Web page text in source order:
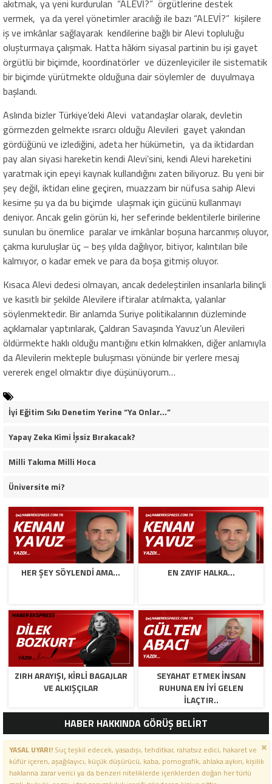
akıtmak, ya yeni kurdurulan “ALEVİ?” örgütlerine destek
vermek, ya da yerel yönetimler aracılığı ile bazı “ALEVİ?” kişilere
iş ve imkânlar sağlayarak kendilerine bağlı bir Alevi topluluğu
oluşturmaya çalışmak. Hatta hâkim siyasal partinin bu işi gayet
örgütlü bir biçimde, koordinatörler ve düzenleyiciler ile sistematik
bir biçimde yürütmekte olduğuna dair söylemler de duyulmaya
başlandı.
Aslında bizler Türkiye’deki Alevi vatandaşlar olarak, devletin
görmezden gelmekte ısrarcı olduğu Alevileri gayet yakından
gördüğünü ve izlediğini, adeta her hükümetin, ya da iktidardan
pay alan siyasi hareketin kendi Alevi’sini, kendi Alevi hareketini
yaratmak için epeyi kaynak kullandığını zaten biliyoruz. Bu yeni bir
şey değil, iktidarı eline geçiren, muazzam bir nüfusa sahip Alevi
kesime şu ya da bu biçimde ulaşmak için gücünü kullanmayı
deniyor. Ancak gelin görün ki, her seferinde beklentilerle birilerine
sunulan bu önemlice paralar ve imkânlar boşuna harcanmış oluyor,
çakma kuruluşlar üç – beş yılda dağılıyor, bitiyor, kalıntıları bile
kalmıyor, o kadar emek ve para da boşa gitmiş oluyor.
Kısaca Alevi dedesi olmayan, ancak dedeleştirilen insanlarla bilinçli
ve kasıtlı bir şekilde Alevilere iftiralar atılmakta, yalanlar
söylenmektedir. Bir anlamda Suriye politikalarının düzleminde
açıklamalar yaptırılarak, Çaldıran Savaşında Yavuz’un Alevileri
öldürmekte haklı olduğu mantığını etkin kılmakken, diğer anlamıyla
da Alevilerin mekteple buluşması yönünde bir yerlere mesaj
vererek engel olmaktır diye düşünüyorum…
İyi Eğitim Sıkı Denetim Yerine “Ya Onlar…”
Yapay Zeka Kimi İşsiz Bırakacak?
Milli Takıma Milli Hoca
Üniversite mi?
HER ŞEY SÖYLENDI AMA… EN ZAYIF HALKA…
ZIRH ARAYIŞI, KİRLİ BAGAJLAR
VE ALKIŞÇILAR
SEYAHAT ETMEK İNSAN
RUHUNA EN İYİ GELEN
İLAÇTIR..
HABER HAKKINDA GÖRÜŞ BELİRT
YASAL UYARI!Suç teşkil edecek, yasadışı, tehditkar, rahatsız edici, hakaret ve
küfür içeren, aşağılayıcı, küçük düşürücü, kaba, pornografik, ahlaka aykırı, kişilik
haklarına zarar verici ya da benzeri niteliklerde içeriklerden doğan her türlü